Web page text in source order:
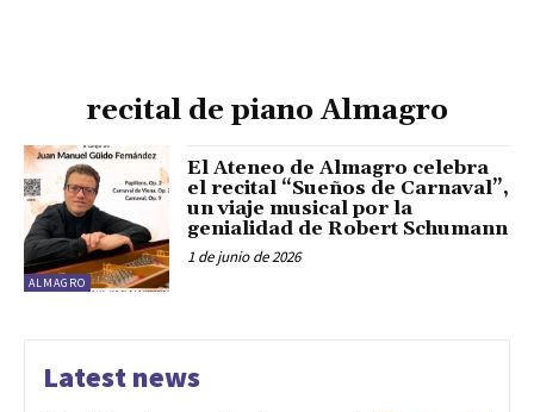
recital de piano Almagro
ALMAGRO
El Ateneo de Almagro celebra
el recital “Sueños de Carnaval”,
un viaje musical por la
genialidad de Robert Schumann
1 de junio de 2026
Latest news